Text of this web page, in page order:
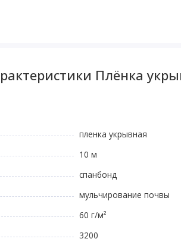
Плёнка
пленка укрывная
10 м
спанбонд
мульчирование почвы
60 г/м²
3200